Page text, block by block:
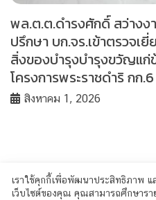
พล.ต.ต.ดำรงศักดิ์ สว่าง
ปรึกษา บก.จร.เข้าตรวจเ
สิ่งของบำรุงบำรุงขวัญแก่
โครงการพระราชดำริ กก
สิงหาคม 1, 2026
เราใช้คุกกี้เพื่อพัฒนาประสิทธิภาพ
เว็บไซต์ของคุณ คุณสามารถศึกษารา